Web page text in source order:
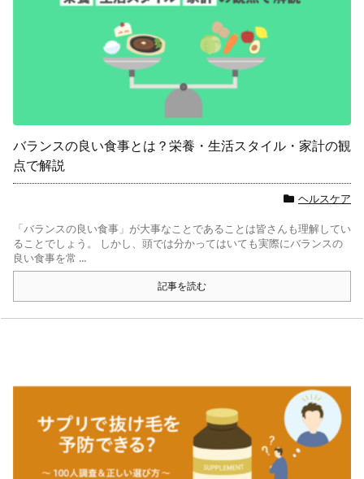
バランスの良い食事とは？栄養・生活スタイル・家計の観
点で解説
ヘルスケア
「バランスの良い食事」が大事なことであることは皆さんも理解してい
ることでしょう。 しかし、頭では分かってはいても実際にバランスの
良い食事を常 ...
記事を読む